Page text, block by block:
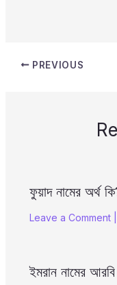
PREVIOUS
ফুয়াদ নামের অর্থ
Leave a Comment
ইমরান নামের